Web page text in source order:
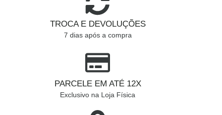
TROCA E DEVOLUÇÕES
7 dias após a compra
PARCELE EM ATÉ 12X
Exclusivo na Loja Física